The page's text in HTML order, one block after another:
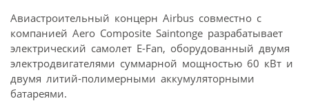
Авиастроительный концерн Airbus совместно c
компанией Aero Composite Saintonge разрабатывает
электрический самолет E-Fan, оборудованный двумя
электродвигателями суммарной мощностью 60 кВт и
двумя литий-полимерными аккумуляторными
батареями.